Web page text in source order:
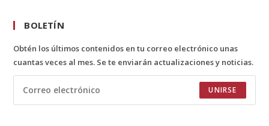
BOLETÍN
Obtén los últimos contenidos en tu correo electrónico unas
cuantas veces al mes. Se te enviarán actualizaciones y noticias.
UNIRSE